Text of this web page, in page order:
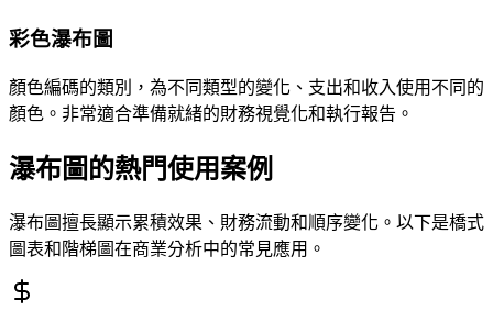
彩色瀑布圖
顏色編碼的類別，為不同類型的變化、支出和收入使用不同的
顏色。非常適合準備就緒的財務視覺化和執行報告。
瀑布圖的熱門使用案例
瀑布圖擅長顯示累積效果、財務流動和順序變化。以下是橋式
圖表和階梯圖在商業分析中的常見應用。